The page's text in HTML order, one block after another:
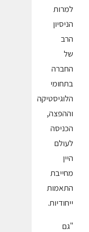
למרות
הניסיון
הרב
של
החברה
בתחומי
הלוגיסטיקה
וההפצה,
הכניסה
לעולם
היין
מחייבת
התאמות
ייחודיות.
"גם